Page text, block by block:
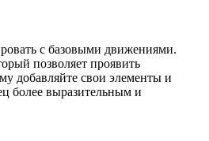
с базовыми движениями.
позволяет проявить
добавляйте свои элементы и
более выразительным и